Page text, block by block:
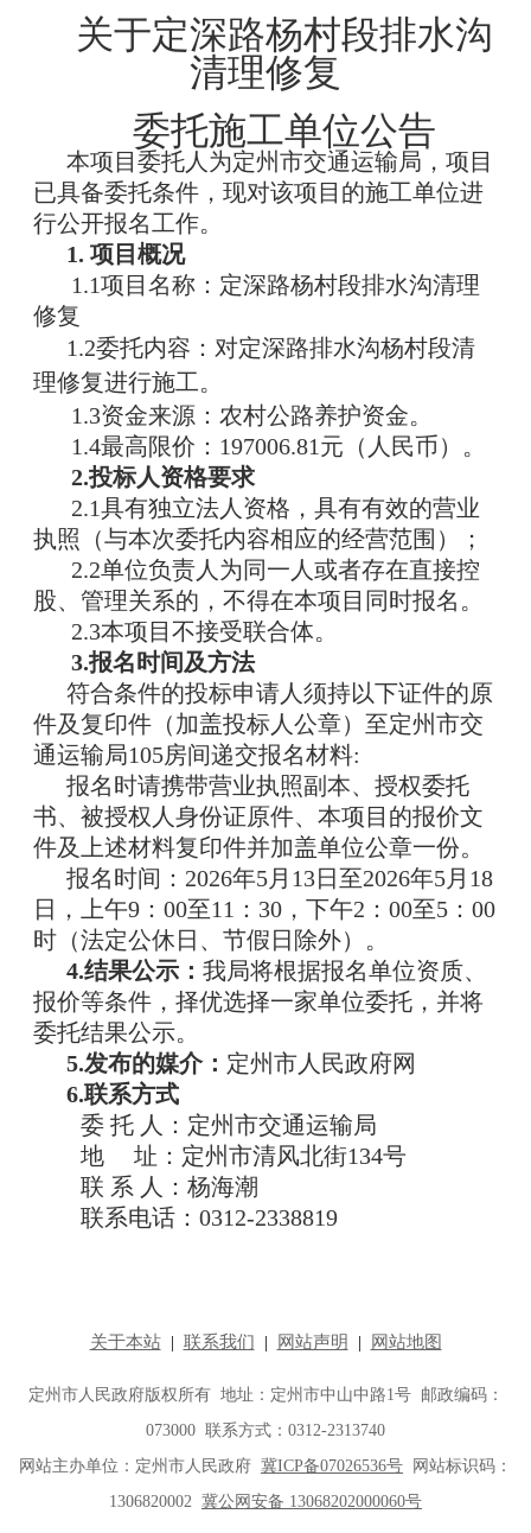
关于定深路杨村段排水沟
清理修复
委托施工单位公告
本项目委托人为定州市交通运输局，项目
已具备委托条件，现对该项目的施工单位进
行公开报名工作。
1. 项目概况
1.1项目名称：定深路杨村段排水沟清理
修复
1.2委托内容：对定深路排水沟杨村段清
理修复进行施工。
1.3资金来源：农村公路养护资金。
1.4最高限价： 197006.81元（人民币）。
2.投标人资格要求
2.1具有独立法人资格，具有有效的营业
执照（与本次委托内容相应的经营范围）；
2.2单位负责人为同一人或者存在直接控
股、管理关系的，不得在本项目同时报名。
2.3本项目不接受联合体。
3.报名时间及方法
符合条件的投标申请人须持以下证件的原
件及复印件（加盖投标人公章）至定州市交
通运输局105房间递交报名材料:
报名时请携带营业执照副本、授权委托
书、被授权人身份证原件、本项目的报价文
件及上述材料复印件并加盖单位公章一份。
报名时间：2026年5月 13日至2026年5月 18
日，上午9：00至11：30，下午2：00至5：00
时（法定公休日、节假日除外）。
4.结果公示：我局将根据报名单位资质、
报价等条件，择优选择一家单位委托，并将
委托结果公示。
5.发布的媒介： 定州市人民政府网
6.联系方式
委 托 人：定州市交通运输局
地 址：定州市清风北街134号
联 系 人：杨海潮
联系电话：0312-2338819